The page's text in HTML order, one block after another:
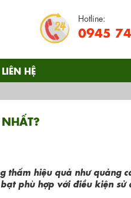
Hotline:
0945
LIÊN HỆ
thấm hiệu quả như quảng
phù hợp với điều kiện sử